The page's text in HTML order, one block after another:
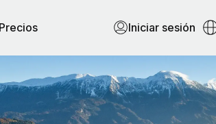
Precios Iniciar sesión